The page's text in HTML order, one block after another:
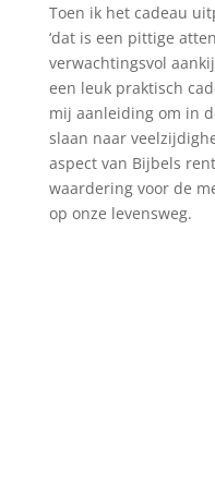
Toen ik het cadeau
‘dat is een pittige
verwachtingsvol
een leuk praktisch
mij aanleiding om in
slaan naar
aspect van Bijbels
waardering voor de
op onze levensweg.